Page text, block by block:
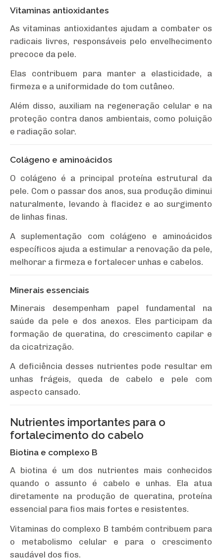
Vitaminas antioxidantes
As vitaminas antioxidantes ajudam a combater os
radicais livres, responsáveis pelo envelhecimento
precoce da pele.
Elas contribuem para manter a elasticidade, a
firmeza e a uniformidade do tom cutâneo.
Além disso, auxiliam na regeneração celular e na
proteção contra danos ambientais, como poluição
e radiação solar.
Colágeno e aminoácidos
O colágeno é a principal proteína estrutural da
pele. Com o passar dos anos, sua produção diminui
naturalmente, levando à flacidez e ao surgimento
de linhas finas.
A suplementação com colágeno e aminoácidos
específicos ajuda a estimular a renovação da pele,
melhorar a firmeza e fortalecer unhas e cabelos.
Minerais essenciais
Minerais desempenham papel fundamental na
saúde da pele e dos anexos. Eles participam da
formação de queratina, do crescimento capilar e
da cicatrização.
A deficiência desses nutrientes pode resultar em
unhas frágeis, queda de cabelo e pele com
aspecto cansado.
Nutrientes importantes para o
fortalecimento do cabelo
Biotina e complexo B
A biotina é um dos nutrientes mais conhecidos
quando o assunto é cabelo e unhas. Ela atua
diretamente na produção de queratina, proteína
essencial para fios mais fortes e resistentes.
Vitaminas do complexo B também contribuem para
o metabolismo celular e para o crescimento
saudável dos fios.